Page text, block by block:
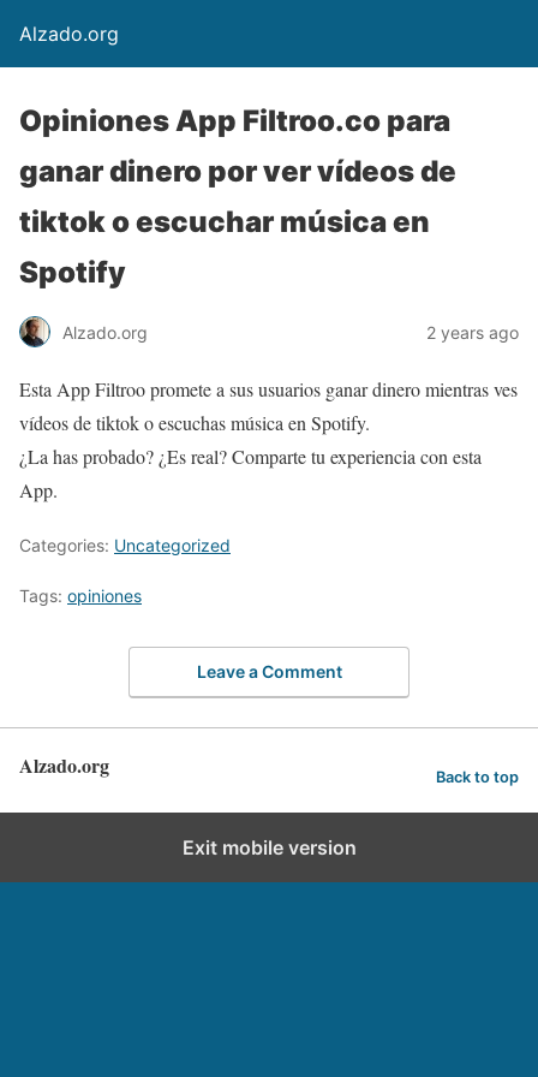
Alzado.org
Opiniones App Filtroo.co para
ganar dinero por ver vídeos de
tiktok o escuchar música en
Spotify
Alzado.org 2 years ago
Esta App Filtroo promete a sus usuarios ganar dinero mientras ves
vídeos de tiktok o escuchas música en Spotify.
¿La has probado? ¿Es real? Comparte tu experiencia con esta
App.
Categories: Uncategorized
Tags: opiniones
Leave a Comment
Alzado.org Back to top
Exit mobile version